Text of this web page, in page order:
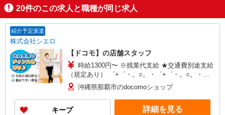
20件のこの求人と職種が同じ求人
紹介予定派遣
株式会社シエロ
【ドコモ】の店舗スタッフ
時給1300円〜 ※残業代支給 ★交通費別途支給
（規定あり） ゜+゜・。○。・゜+゜・。○。・゜
+゜ 入社祝い金10万円支給(規定有) お友達を紹介
頂くと, インセンティブ支給(規定有) ★月2回払
い・週払い可能（規程有）★ ゜・。○。・゜
+゜・。○。・゜+゜
沖縄県那覇市のdocomoショップ
キープ 詳細を見る